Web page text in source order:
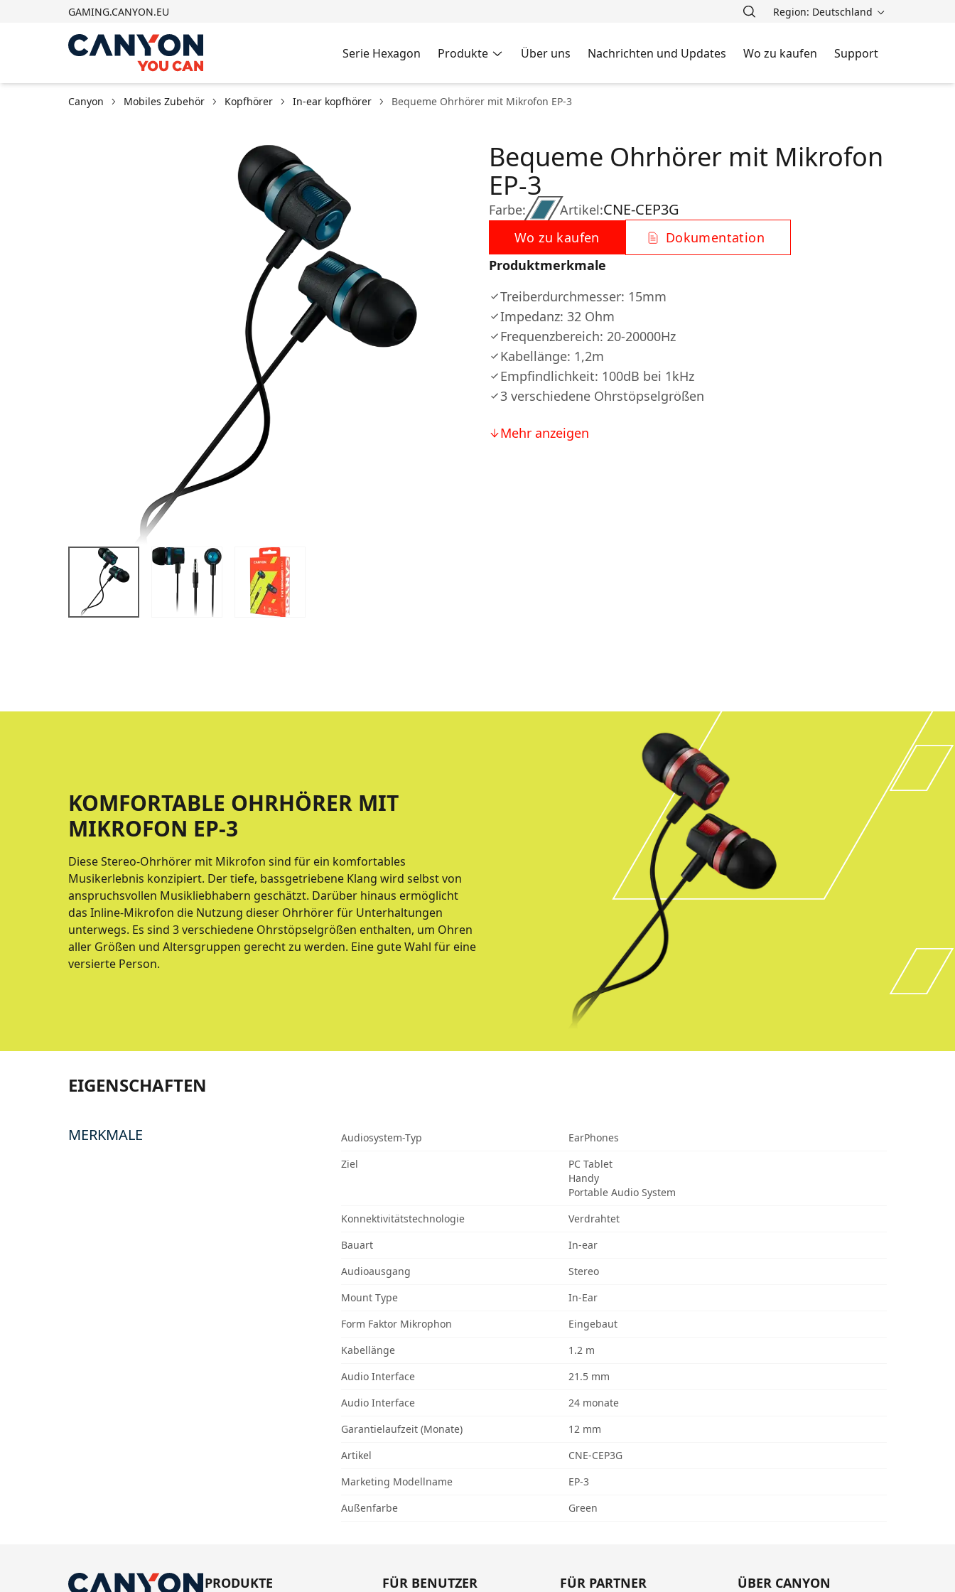
GAMING.CANYON.EU Region: Deutschland
Serie Hexagon Produkte Über uns Nachrichten und Updates Wo zu kaufen Support
Canyon Mobiles Zubehör Kopfhörer In-ear kopfhörer Bequeme Ohrhörer mit Mikrofon EP-3
Farbe:
Bequeme Ohrhörer mit Mikrofon
EP-3
Artikel:CNE-CEP3G
Wo zu kaufen
Dokumentation
Produktmerkmale
Treiberdurchmesser: 15mm
Impedanz: 32 Ohm
Frequenzbereich: 20-20000Hz
Kabellänge: 1,2m
Empfindlichkeit: 100dB bei 1kHz
3 verschiedene Ohrstöpselgrößen
Mehr anzeigen
KOMFORTABLE OHRHÖRER MIT
MIKROFON EP-3
Diese Stereo-Ohrhörer mit Mikrofon sind für ein komfortables
Musikerlebnis konzipiert. Der tiefe, bassgetriebene Klang wird selbst von
anspruchsvollen Musikliebhabern geschätzt. Darüber hinaus ermöglicht
das Inline-Mikrofon die Nutzung dieser Ohrhörer für Unterhaltungen
unterwegs. Es sind 3 verschiedene Ohrstöpselgrößen enthalten, um Ohren
aller Größen und Altersgruppen gerecht zu werden. Eine gute Wahl für eine
versierte Person.
EIGENSCHAFTEN
MERKMALE Audiosystem-Typ
EarPhones
Ziel
PC Tablet
Handy
Portable Audio System
Konnektivitätstechnologie
Verdrahtet
Bauart
In-ear
Audioausgang
Stereo
Mount Type
In-Ear
Form Faktor Mikrophon
Eingebaut
Kabellänge
1.2 m
Audio Interface
21.5 mm
Audio Interface
24 monate
Garantielaufzeit (Monate)
12 mm
Artikel
CNE-CEP3G
Marketing Modellname
EP-3
Außenfarbe
Green
PRODUKTE FÜR BENUTZER FÜR PARTNER ÜBER CANYON